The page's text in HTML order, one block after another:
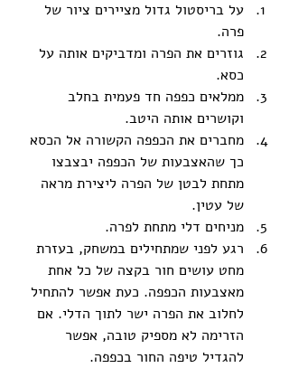
על בריסטול גדול מציירים ציור של
פרה.
גוזרים את הפרה ומדביקים אותה על
כסא.
ממלאים כפפה חד פעמית בחלב
וקושרים אותה היטב.
מחברים את הכפפה הקשורה אל הכסא
כך שהאצבעות של הכפפה יבצבצו
מתחת לבטן של הפרה ליצירת מראה
של עטין.
מניחים דלי מתחת לפרה.
רגע לפני שמתחילים במשחק, בעזרת
מחט עושים חור בקצה של כל אחת
מאצבעות הכפפה. כעת אפשר להתחיל
לחלוב את הפרה ישר לתוך הדלי. אם
הזרימה לא מספיק טובה, אפשר
להגדיל טיפה החור בכפפה.